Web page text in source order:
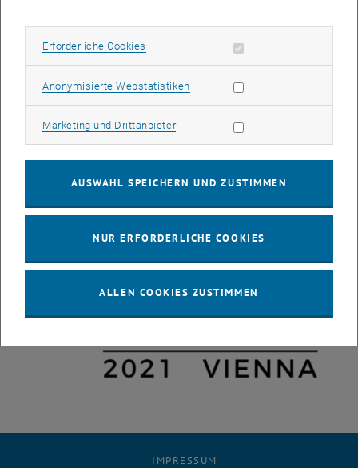
IMPRESSUM
Erforderliche Cookies Erforderliche Cookies zulassen
Anonymisierte WebstatistikenStatistik Cookies zulassen
Marketing und DrittanbieterMarketing Cookies zulassen
AUSWAHL SPEICHERN UND ZUSTIMMEN
NUR ERFORDERLICHE COOKIES
ALLEN COOKIES ZUSTIMMEN